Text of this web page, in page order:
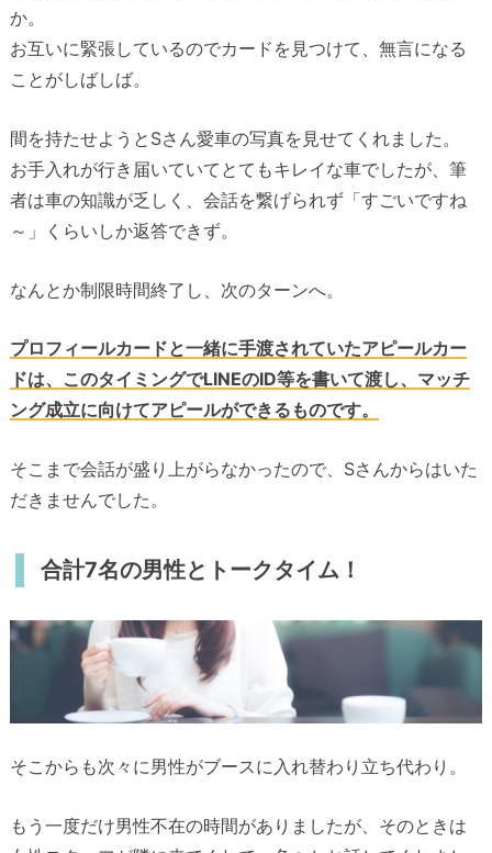
か。
お互いに緊張しているのでカードを見つけて、無言になる
ことがしばしば。
間を持たせようとSさん愛車の写真を見せてくれました。
お手入れが行き届いていてとてもキレイな車でしたが、筆
者は車の知識が乏しく、会話を繋げられず「すごいですね
～」くらいしか返答できず。
なんとか制限時間終了し、次のターンへ。
プロフィールカードと一緒に手渡されていたアピールカー
ドは、このタイミングでLINEのID等を書いて渡し、マッチ
ング成立に向けてアピールができるものです。
そこまで会話が盛り上がらなかったので、Sさんからはいた
だきませんでした。
合計7名の男性とトークタイム！
そこからも次々に男性がブースに入れ替わり立ち代わり。
もう一度だけ男性不在の時間がありましたが、そのときは